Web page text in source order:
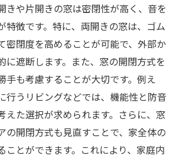
きや片開きの窓は密閉性が高く、音を
特徴です。特に、両開きの窓は、ゴム
密閉度を高めることが可能で、外部か
に遮断します。また、窓の開閉方式を
手も考慮することが大切です。例え
行うリビングなどでは、機能性と防音
えた選択が求められます。さらに、窓
の開閉方式も見直すことで、家全体の
ことができます。これにより、家庭内